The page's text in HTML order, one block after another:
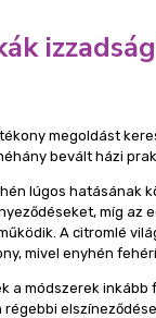
megoldást
bevált házi
lúgos hatásának
míg az
A citromlé
mivel enyhén
a módszerek inkább
régebbi